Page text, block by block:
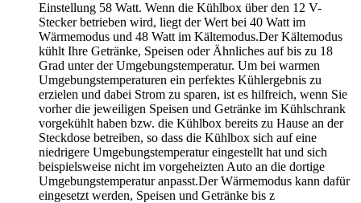
Einstellung 58 Watt. Wenn die Kühlbox über den 12 V-
Stecker betrieben wird, liegt der Wert bei 40 Watt im
Wärmemodus und 48 Watt im Kältemodus.Der Kältemodus
kühlt Ihre Getränke, Speisen oder Ähnliches auf bis zu 18
Grad unter der Umgebungstemperatur. Um bei warmen
Umgebungstemperaturen ein perfektes Kühlergebnis zu
erzielen und dabei Strom zu sparen, ist es hilfreich, wenn Sie
vorher die jeweiligen Speisen und Getränke im Kühlschrank
vorgekühlt haben bzw. die Kühlbox bereits zu Hause an der
Steckdose betreiben, so dass die Kühlbox sich auf eine
niedrigere Umgebungstemperatur eingestellt hat und sich
beispielsweise nicht im vorgeheizten Auto an die dortige
Umgebungstemperatur anpasst.Der Wärmemodus kann dafür
eingesetzt werden, Speisen und Getränke bis z